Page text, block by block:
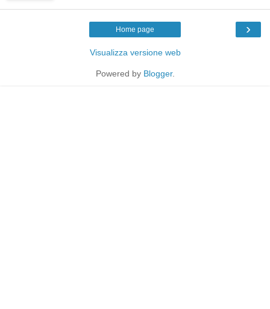
›
Home page
Visualizza versione web
Powered by Blogger.